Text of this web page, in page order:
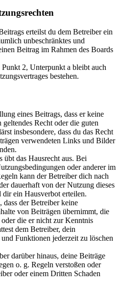
erteilst du dem Betreiber ein
unbeschränktes und
Beitrag im Rahmen des Boards
2, Unterpunkt a bleibt auch
bestehen.
eines Beitrags, dass er keine
Recht oder die guten
insbesondere, dass du das Recht
verwendeten Links und Bilder
übt das Hausrecht aus. Bei
oder anderer im
kann der Betreiber dich nach
dauerhaft von der Nutzung dieses
dir ein Hausverbot erteilen.
der Betreiber keine
von Beiträgen übernimmt, die
die er nicht zur Kenntnis
dem Betreiber, dein
Funktionen jederzeit zu löschen
darüber hinaus, deine Beiträge
o. g. Regeln verstoßen oder
oder einem Dritten Schaden